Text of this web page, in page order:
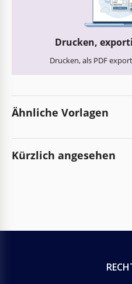
Drucken,
Drucken, als PDF
Ähnliche Vorlagen
Kürzlich angesehen